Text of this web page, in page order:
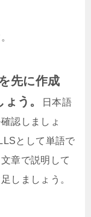
先に作成
う。
日本語
認しましょ
として単語で
章で説明して
しましょう。